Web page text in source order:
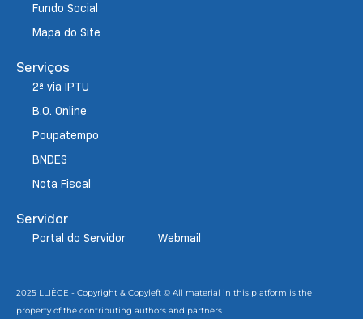
Fundo Social
Mapa do Site
Serviços
2ª via IPTU
B.O. Online
Poupatempo
BNDES
Nota Fiscal
Servidor
Portal do Servidor Webmail
2025 LLIÈGE - Copyright & Copyleft © All material in this platform is the
property of the contributing authors and partners.